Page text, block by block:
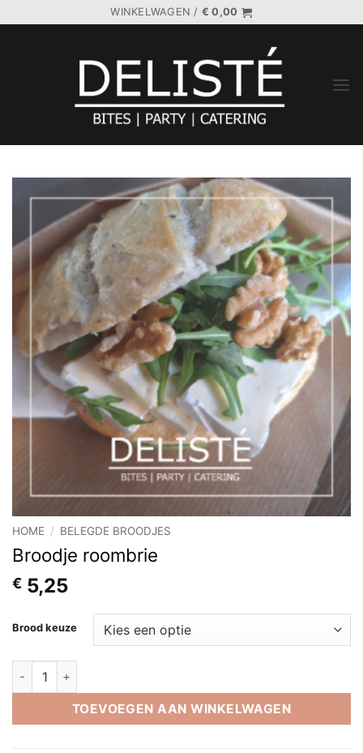
naar
WINKELWAGEN / € 0,00
HOME / BELEGDE BROODJES
Broodje roombrie
€ 5,25
Brood keuze
Broodje roombrie aantal
TOEVOEGEN AAN WINKELWAGEN